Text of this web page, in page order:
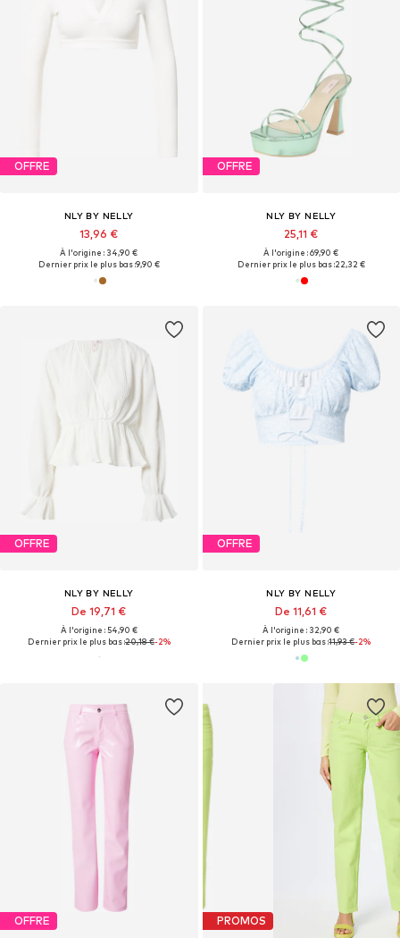
OFFRE
NLY BY NELLY
13,96 €
À l'origine : 34,90 €
Dernier prix le plus bas :9,90 €
OFFRE
NLY BY NELLY
25,11 €
À l'origine : 69,90 €
Dernier prix le plus bas :22,32 €
OFFRE
NLY BY NELLY
De 19,71 €
À l'origine : 54,90 €
Dernier prix le plus bas :20,18 €-2%
OFFRE
NLY BY NELLY
De 11,61 €
À l'origine : 32,90 €
Dernier prix le plus bas :11,93 €-2%
OFFRE PROMOS